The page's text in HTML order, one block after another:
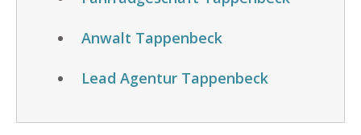
Anwalt Tappenbeck
Lead Agentur Tappenbeck